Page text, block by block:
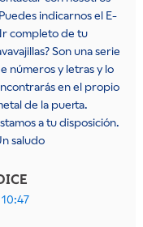
indicarnos el E-
completo de tu
Son una serie
números y letras y lo
en el propio
de la puerta.
a tu disposición.
saludo